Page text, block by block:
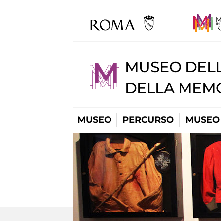
MUSEO
DELLA
MUSEO PERCURSO